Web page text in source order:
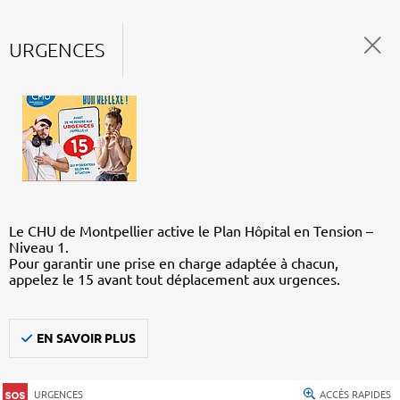
URGENCES
Le CHU de Montpellier active le Plan Hôpital en Tension –
Niveau 1.
Pour garantir une prise en charge adaptée à chacun,
appelez le 15 avant tout déplacement aux urgences.
EN SAVOIR PLUS
URGENCES ACCÈS RAPIDES